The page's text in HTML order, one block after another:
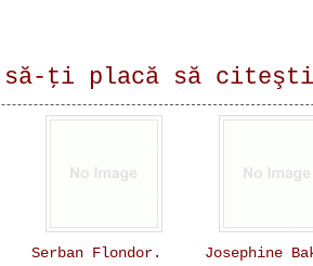
să-ţi placă să
Serban Flondor.
Josephine